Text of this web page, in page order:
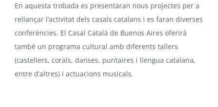
En aquesta trobada es presentaran nous projectes per a
rellançar l’activitat dels casals catalans i es faran diverses
conferències. El Casal Català de Buenos Aires oferirà
també un programa cultural amb diferents tallers
(castellers, corals, danses, puntaires i llengua catalana,
entre d’altres) i actuacions musicals.